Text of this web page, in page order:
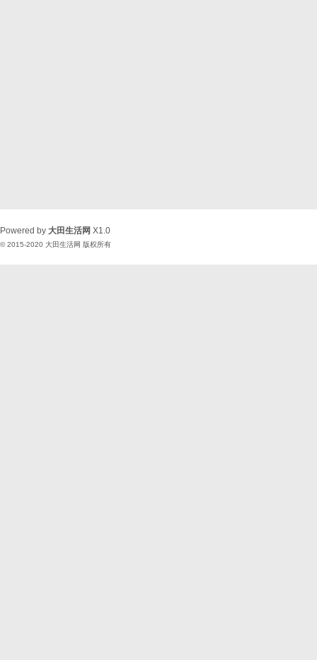
Powered by 大田生活网 X1.0
© 2015-2020 大田生活网 版权所有